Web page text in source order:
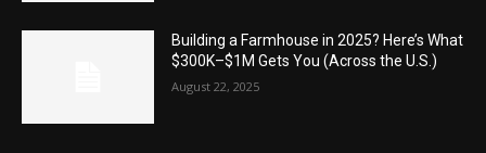
Building a Farmhouse in 2025? Here’s What
$300K–$1M Gets You (Across the U.S.)
August 22, 2025